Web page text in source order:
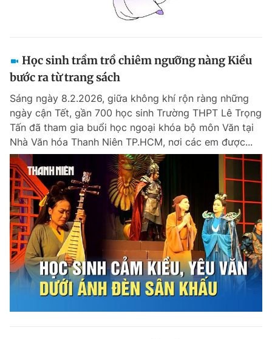
Đặt báo Quảng cáo Tòa soạn Chính sách bảo
Phó tổng biên tập thường trực: Hải Thành
Phó tổng biên tập: Lâm Hiếu Dũng
Phó tổng biên tập: Trần Việt Hưng
Tổng thư ký tòa soạn: Đức Trung
Giấy phép xuất bản số 110/GP - BTTTT cấp ngày 24.3.2020
© 2003-2026 Bản quyền thuộc về Báo Thanh Niên. Cấm sao chép
dưới mọi hình thức nếu không có sự chấp thuận bằng văn bản.
Phát triển bởi ePi Technologies, JSC.
Học sinh trầm trồ chiêm ngưỡng nàng Kiều
bước ra từ trang sách
Sáng ngày 8.2.2026, giữa không khí rộn ràng những
ngày cận Tết, gần 700 học sinh Trường THPT Lê Trọng
Tấn đã tham gia buổi học ngoại khóa bộ môn Văn tại
Nhà Văn hóa Thanh Niên TP.HCM, nơi các em được...